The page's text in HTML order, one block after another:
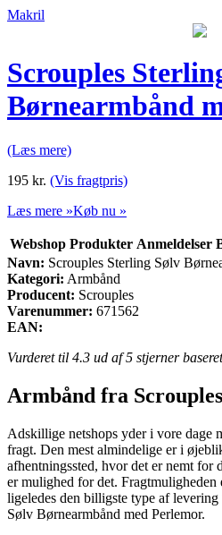
Makril
Scrouples
Børnearmbånd
(Læs mere)
195 kr. (Vis fragtpris)
Læs mere »Køb nu »
Webshop Produkter Anmeldelser
Navn: Scrouples Sterling Sølv
Kategori: Armbånd
Producent: Scrouples
Varenummer: 671562
EAN:
Vurderet til 4.3 ud af 5 stjerner
Armbånd fra Scrouples
Adskillige netshops yder i vore dage
fragt. Den mest almindelige er i
afhentningssted, hvor det er nemt for
er mulighed for det.
ligeledes den billigste type af
Sølv Børnearmbånd med Perlemor.